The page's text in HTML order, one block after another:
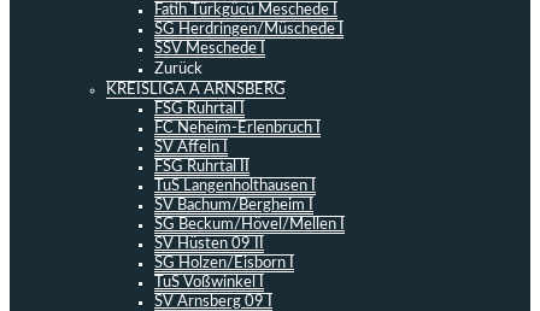
Fatih Türkgücü Meschede I
SG Herdringen/Müschede I
SSV Meschede I
Zurück
KREISLIGA A ARNSBERG
FSG Ruhrtal I
FC Neheim-Erlenbruch I
SV Affeln I
FSG Ruhrtal II
TuS Langenholthausen I
SV Bachum/Bergheim I
SG Beckum/Hövel/Mellen I
SV Hüsten 09 II
SG Holzen/Eisborn I
TuS Voßwinkel I
SV Arnsberg 09 I